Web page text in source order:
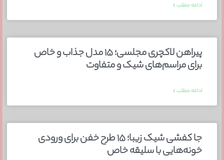
ادامه مطلب »
پیراهن لاکچری مجلسی؛ ۱۵ مدل جذاب و خاص
برای مراسم‌های شیک و متفاوت
ادامه مطلب »
جا کفشی شیک زیبا؛ ۱۵ طرح خفن برای ورودی
خونه‌هایی با سلیقه خاص